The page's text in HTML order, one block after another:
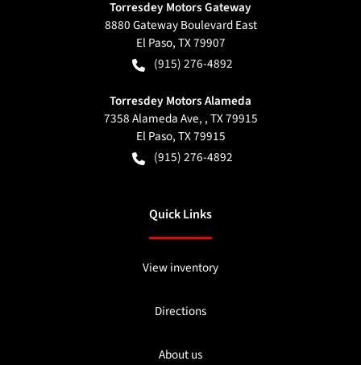
Torresdey Motors Gateway
8880 Gateway Boulevard East
El Paso,TX79907
(915) 276-4892
Torresdey Motors Alameda
7358 Alameda Ave, , TX 79915
El Paso,TX79915
(915) 276-4892
Quick Links
View inventory
Directions
About us